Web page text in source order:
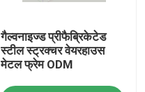
गैल्वनाइज्ड प्रीफैब्रिकेटेड
स्टील स्ट्रक्चर वेयरहाउस
मेटल फ्रेम ODM